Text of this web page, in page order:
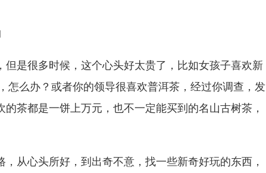
但是很多时候，这个心头好太贵了，比如女孩子喜欢新
怎么办？或者你的领导很喜欢普洱茶，经过你调查，发
的茶都是一饼上万元，也不一定能买到的名山古树茶，
，从心头所好，到出奇不意，找一些新奇好玩的东西，